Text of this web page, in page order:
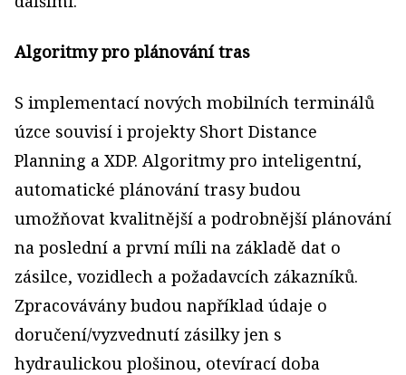
Algoritmy pro plánování tras
S implementací nových mobilních terminálů
úzce souvisí i projekty Short Distance
Planning a XDP. Algoritmy pro inteligentní,
automatické plánování trasy budou
umožňovat kvalitnější a podrobnější plánování
na poslední a první míli na základě dat o
zásilce, vozidlech a požadavcích zákazníků.
Zpracovávány budou například údaje o
doručení/vyzvednutí zásilky jen s
hydraulickou plošinou, otevírací doba